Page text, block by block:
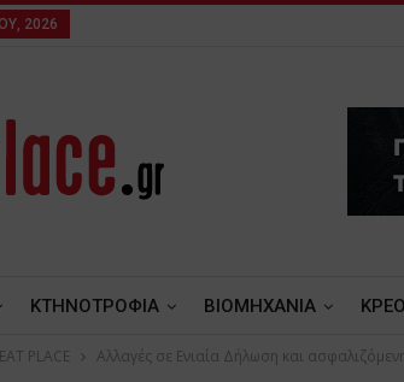
2026
ΚΤΗΝΟΤΡΟΦΙΑ ΒΙΟΜΗΧΑΝΙΑ
PLACE Αλλαγές σε Ενιαία Δήλωση και